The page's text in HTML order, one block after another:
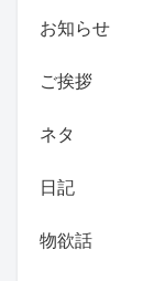
お知らせ
ご挨拶
ネタ
日記
物欲話